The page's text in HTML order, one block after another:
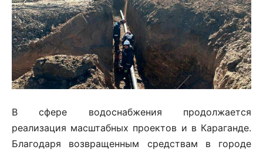
В сфере водоснабжения продолжается
реализация масштабных проектов и в Караганде.
Благодаря возвращенным средствам в городе